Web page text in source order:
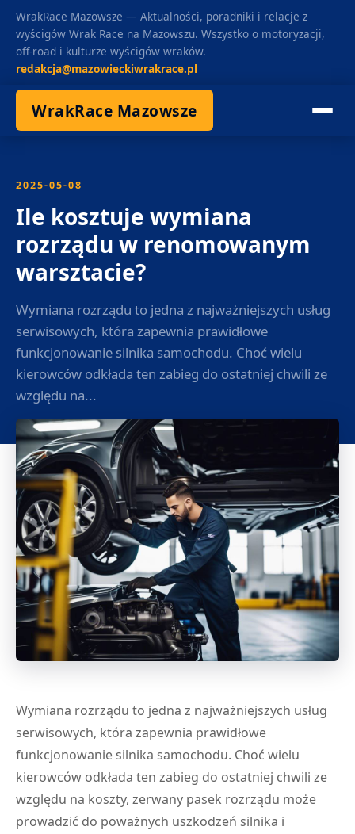
WrakRace Mazowsze — Aktualności, poradniki i relacje z
wyścigów Wrak Race na Mazowszu. Wszystko o motoryzacji,
off-road i kulturze wyścigów wraków.
redakcja@mazowieckiwrakrace.pl
WrakRace Mazowsze
2025-05-08
Ile kosztuje wymiana
rozrządu w renomowanym
warsztacie?
Wymiana rozrządu to jedna z najważniejszych usług
serwisowych, która zapewnia prawidłowe
funkcjonowanie silnika samochodu. Choć wielu
kierowców odkłada ten zabieg do ostatniej chwili ze
względu na...
Wymiana rozrządu to jedna z najważniejszych usług
serwisowych, która zapewnia prawidłowe
funkcjonowanie silnika samochodu. Choć wielu
kierowców odkłada ten zabieg do ostatniej chwili ze
względu na koszty, zerwany pasek rozrządu może
prowadzić do poważnych uszkodzeń silnika i